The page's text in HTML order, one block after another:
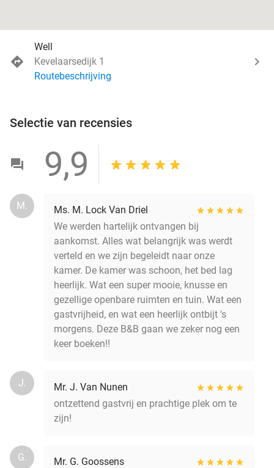
Well
Kevelaarsedijk 1
Routebeschrijving
Selectie van recensies
9,9
M.
Ms. M. Lock Van Driel
We werden hartelijk ontvangen bij
aankomst. Alles wat belangrijk was werdt
verteld en we zijn begeleidt naar onze
kamer. De kamer was schoon, het bed lag
heerlijk. Wat een super mooie, knusse en
gezellige openbare ruimten en tuin. Wat een
gastvrijheid, en wat een heerlijk ontbijt 's
morgens. Deze B&B gaan we zeker nog een
keer boeken!!
J.
Mr. J. Van Nunen
ontzettend gastvrij en prachtige plek om te
zijn!
G.
Mr. G. Goossens